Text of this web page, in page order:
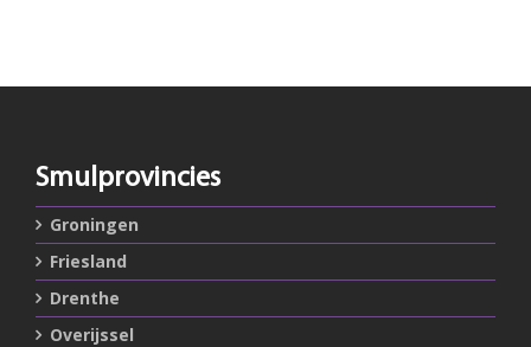
Smulprovincies
Groningen
Friesland
Drenthe
Overijssel